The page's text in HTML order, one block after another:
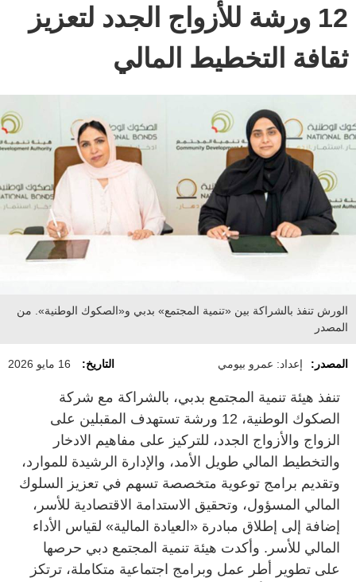
12 ورشة للأزواج الجدد لتعزيز
ثقافة التخطيط المالي
الورش تنفذ بالشراكة بين «تنمية المجتمع» بدبي و«الصكوك الوطنية». من
المصدر
المصدر: إعداد: عمرو بيومي التاريخ: 16 مايو 2026
تنفذ هيئة تنمية المجتمع بدبي، بالشراكة مع شركة
الصكوك الوطنية، 12 ورشة تستهدف المقبلين على
الزواج والأزواج الجدد، للتركيز على مفاهيم الادخار
والتخطيط المالي طويل الأمد، والإدارة الرشيدة للموارد،
وتقديم برامج توعوية متخصصة تسهم في تعزيز السلوك
المالي المسؤول، وتحقيق الاستدامة الاقتصادية للأسر،
إضافة إلى إطلاق مبادرة «العيادة المالية» لقياس الأداء
المالي للأسر. وأكدت هيئة تنمية المجتمع دبي حرصها
على تطوير أطر عمل وبرامج اجتماعية متكاملة، ترتكز